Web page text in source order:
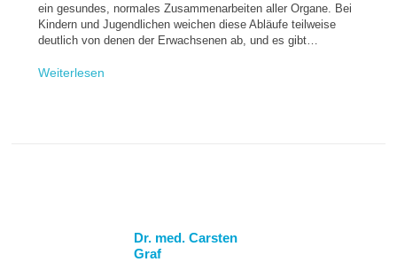
ein gesundes, normales Zusammenarbeiten aller Organe. Bei
Kindern und Jugendlichen weichen diese Abläufe teilweise
deutlich von denen der Erwachsenen ab, und es gibt…
Weiterlesen
Dr. med. Carsten
Graf